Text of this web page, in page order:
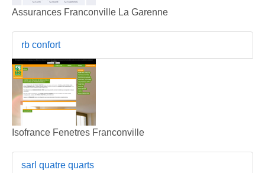
Assurances Franconville La Garenne
rb confort
Isofrance Fenetres Franconville
sarl quatre quarts